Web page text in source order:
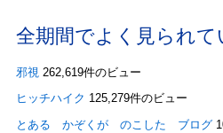
全期間でよく見られて
邪視 262,619件のビュー
ヒッチハイク 125,279件のビュー
とある かぞくが のこした ブログ